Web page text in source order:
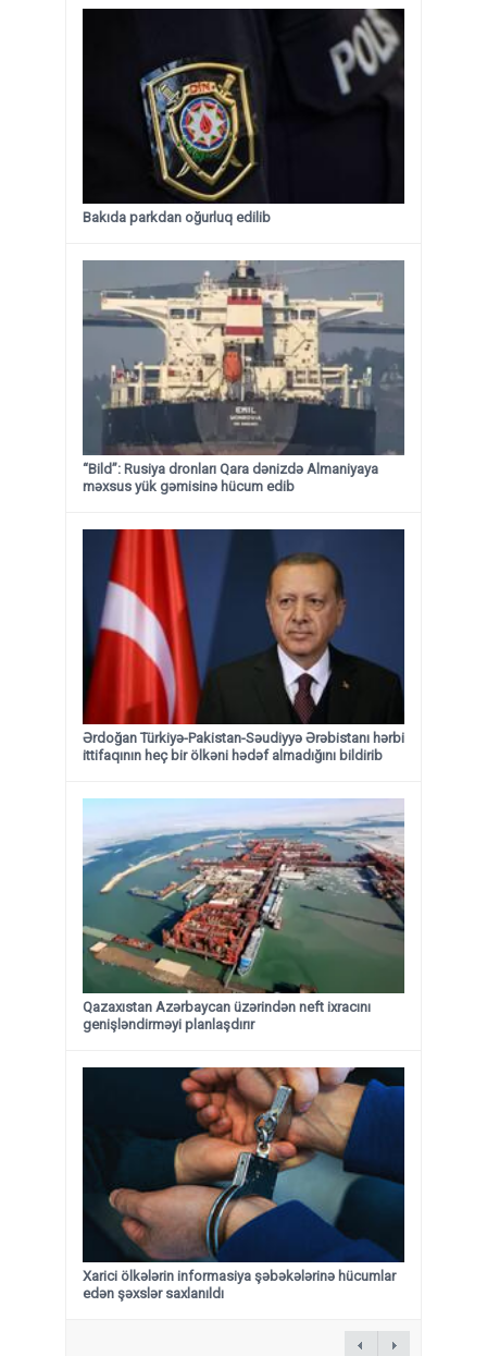
Bakıda parkdan oğurluq edilib
“Bild”: Rusiya dronları Qara dənizdə Almaniyaya
məxsus yük gəmisinə hücum edib
Ərdoğan Türkiyə-Pakistan-Səudiyyə Ərəbistanı hərbi
ittifaqının heç bir ölkəni hədəf almadığını bildirib
Qazaxıstan Azərbaycan üzərindən neft ixracını
genişləndirməyi planlaşdırır
Xarici ölkələrin informasiya şəbəkələrinə hücumlar
edən şəxslər saxlanıldı